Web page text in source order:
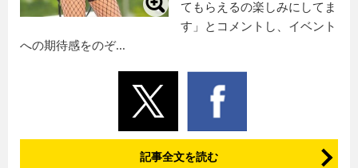
てもらえるの楽しみにしてま
す」とコメントし、イベント
への期待感をのぞ...
記事全文を読む